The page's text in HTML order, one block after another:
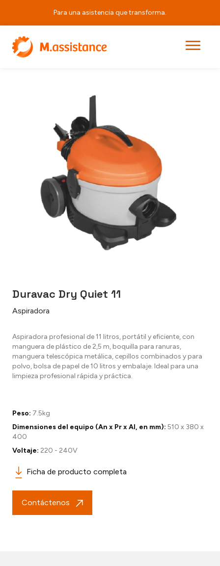
Para una asistencia que transforma.
Principal
Duravac Dry Quiet 11
Aspiradora
Aspiradora profesional de 11 litros, portátil y eficiente, con
manguera de plástico de 2,5 m, boquilla para ranuras,
manguera telescópica metálica, cepillos combinados y para
polvo, bolsa de papel de 10 litros y embalaje. Ideal para una
limpieza profesional rápida y práctica.
Peso: 7.5kg
Dimensiones del equipo (An x Pr x Al, en mm): 510 x 380 x
400
Voltaje: 220 - 240V
Ficha de producto completa
Contáctenos